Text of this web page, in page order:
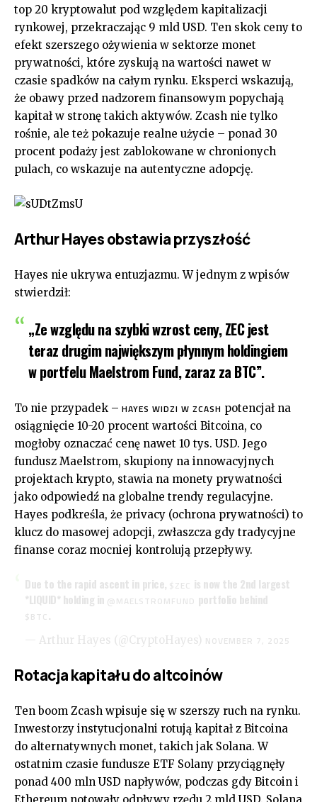
top 20 kryptowalut pod względem kapitalizacji
rynkowej, przekraczając 9 mld USD. Ten skok ceny to
efekt szerszego ożywienia w sektorze monet
prywatności, które zyskują na wartości nawet w
czasie spadków na całym rynku. Eksperci wskazują,
że obawy przed nadzorem finansowym popychają
kapitał w stronę takich aktywów. Zcash nie tylko
rośnie, ale też pokazuje realne użycie – ponad 30
procent podaży jest zablokowane w chronionych
pulach, co wskazuje na autentyczne adopcję.
Arthur Hayes obstawia przyszłość
Hayes nie ukrywa entuzjazmu. W jednym z wpisów
stwierdził:
„Ze względu na szybki wzrost ceny, ZEC jest
teraz drugim największym płynnym holdingiem
w portfelu Maelstrom Fund, zaraz za BTC”.
To nie przypadek – HAYES WIDZI W ZCASH potencjał na
osiągnięcie 10-20 procent wartości Bitcoina, co
mogłoby oznaczać cenę nawet 10 tys. USD. Jego
fundusz Maelstrom, skupiony na innowacyjnych
projektach krypto, stawia na monety prywatności
jako odpowiedź na globalne trendy regulacyjne.
Hayes podkreśla, że privacy (ochrona prywatności) to
klucz do masowej adopcji, zwłaszcza gdy tradycyjne
finanse coraz mocniej kontrolują przepływy.
Due to the rapid ascent in price, $ZEC is now the 2nd largest
*LIQUID* holding in @MAELSTROMFUND portfolio behind
$BTC .
— Arthur Hayes (@CryptoHayes) NOVEMBER 7, 2025
Rotacja kapitału do altcoinów
Ten boom Zcash wpisuje się w szerszy ruch na rynku.
Inwestorzy instytucjonalni rotują kapitał z Bitcoina
do alternatywnych monet, takich jak Solana. W
ostatnim czasie fundusze ETF Solany przyciągnęły
ponad 400 mln USD napływów, podczas gdy Bitcoin i